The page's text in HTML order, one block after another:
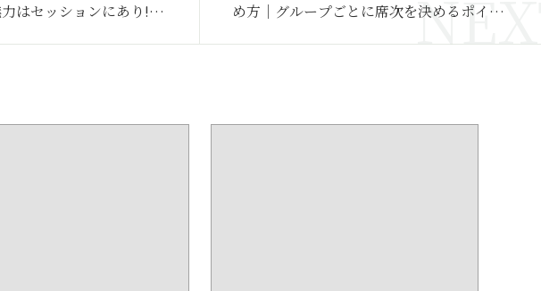
はセッションにあり!?
め方｜グループごとに席次を決めるポイン